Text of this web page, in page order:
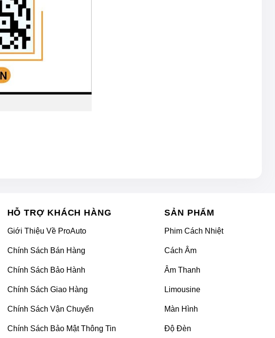
HỖ TRỢ KHÁCH HÀNG
Giới Thiệu Về ProAuto
Chính Sách Bán Hàng
Chính Sách Bảo Hành
Chính Sách Giao Hàng
Chính Sách Vận Chuyển
Chính Sách Bảo Mật Thông Tin
SẢN PHẨM
Phim Cách Nhiệt
Cách Âm
Âm Thanh
Limousine
Màn Hình
Độ Đèn